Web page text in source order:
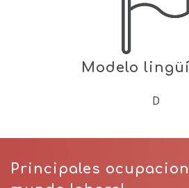
Modelo
D
Principales